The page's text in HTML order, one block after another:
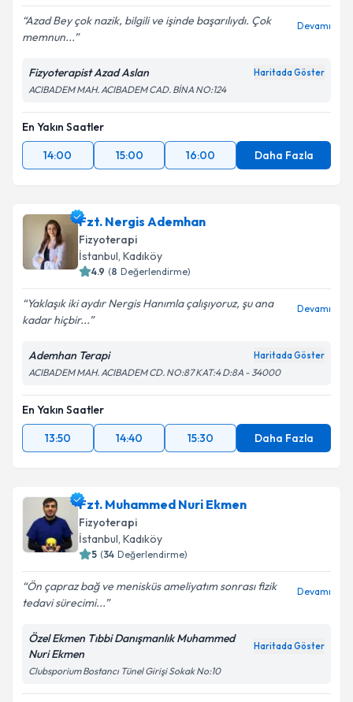
Kişisel verilerimin işlenmesine ilişkin Aydınlatma
Metni
Azad Bey çok nazik, bilgili ve işinde başarılıydı. Çok
memnun...
Devamı
Fizyoterapist Azad Aslan Haritada Göster
ACIBADEM MAH. ACIBADEM CAD. BİNA NO:124
En Yakın Saatler
14:00
15:00 16:00 Daha Fazla
Fzt. Nergis Ademhan
Fizyoterapi
İstanbul, Kadıköy
4.9 (8 Değerlendirme)
Yaklaşık iki aydır Nergis Hanımla çalışıyoruz, şu ana
kadar hiçbir...
Devamı
Ademhan Terapi Haritada Göster
ACIBADEM MAH. ACIBADEM CD. NO:87 KAT:4 D:8A - 34000
En Yakın Saatler
13:50
14:40 15:30 Daha Fazla
Fzt. Muhammed Nuri Ekmen
Fizyoterapi
İstanbul, Kadıköy
5 (34 Değerlendirme)
Ön çapraz bağ ve menisküs ameliyatım sonrası fizik
tedavi sürecimi...
Devamı
Özel Ekmen Tıbbi Danışmanlık Muhammed
Nuri Ekmen
Haritada Göster
Clubsporium Bostancı Tünel Girişi Sokak No:10